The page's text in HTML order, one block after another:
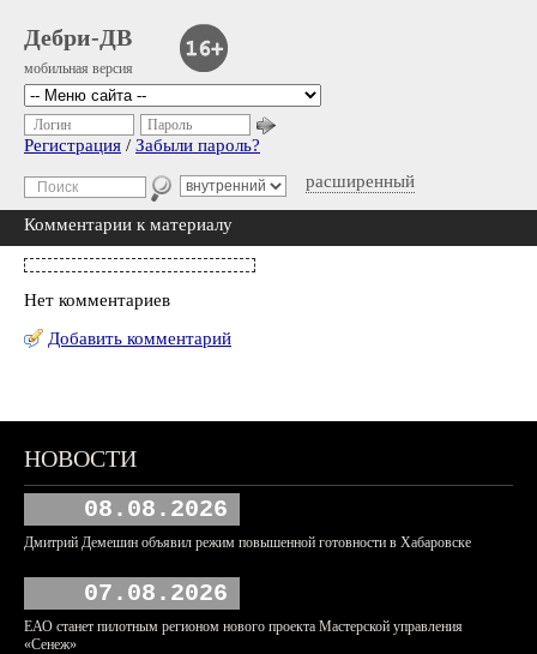
Дебри-ДВ
мобильная версия
расширенный
Логин Пароль
Регистрация / Забыли пароль?
Комментарии к материалу
Нет комментариев
Добавить комментарий
НОВОСТИ
08.08.2026
Дмитрий Демешин объявил режим повышенной готовности в Хабаровске
07.08.2026
ЕАО станет пилотным регионом нового проекта Мастерской управления
«Сенеж»